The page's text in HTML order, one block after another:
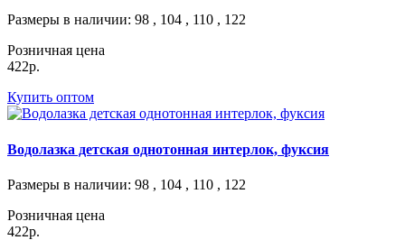
Размеры в наличии: 98 , 104 , 110 , 122
Розничная цена
422р.
Купить оптом
Водолазка детская однотонная интерлок, фуксия
Размеры в наличии: 98 , 104 , 110 , 122
Розничная цена
422р.